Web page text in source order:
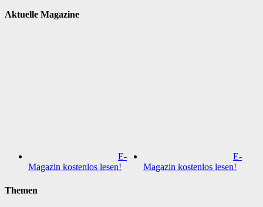
Aktuelle Magazine
E-
Magazin kostenlos lesen!
E-
Magazin kostenlos lesen!
Themen